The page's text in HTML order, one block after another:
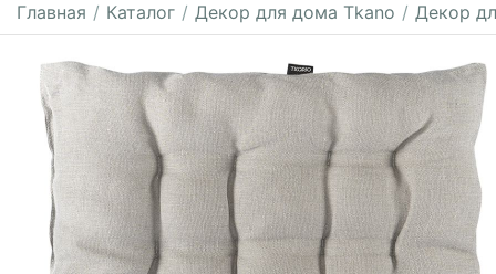
Главная / Каталог / Декор для дома Tkano / Декор